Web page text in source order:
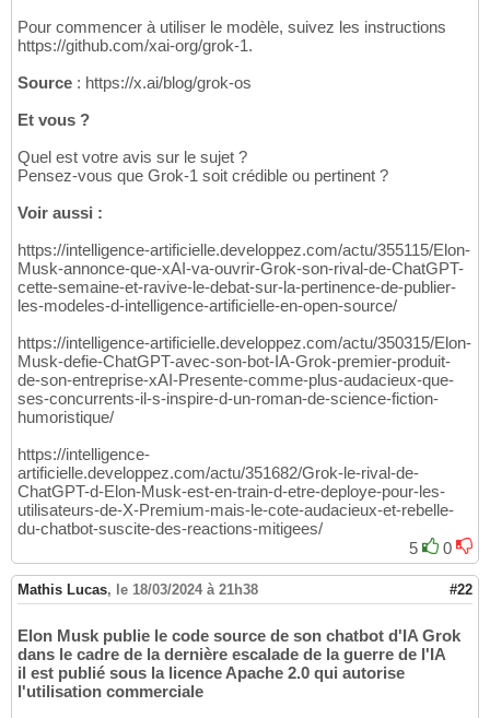
Pour commencer à utiliser le modèle, suivez les instructions
https://github.com/xai-org/grok-1.
Source : https://x.ai/blog/grok-os
Et vous ?
Quel est votre avis sur le sujet ?
Pensez-vous que Grok-1 soit crédible ou pertinent ?
Voir aussi :
https://intelligence-artificielle.developpez.com/actu/355115/Elon-
Musk-annonce-que-xAI-va-ouvrir-Grok-son-rival-de-ChatGPT-
cette-semaine-et-ravive-le-debat-sur-la-pertinence-de-publier-
les-modeles-d-intelligence-artificielle-en-open-source/
https://intelligence-artificielle.developpez.com/actu/350315/Elon-
Musk-defie-ChatGPT-avec-son-bot-IA-Grok-premier-produit-
de-son-entreprise-xAI-Presente-comme-plus-audacieux-que-
ses-concurrents-il-s-inspire-d-un-roman-de-science-fiction-
humoristique/
https://intelligence-
artificielle.developpez.com/actu/351682/Grok-le-rival-de-
ChatGPT-d-Elon-Musk-est-en-train-d-etre-deploye-pour-les-
utilisateurs-de-X-Premium-mais-le-cote-audacieux-et-rebelle-
du-chatbot-suscite-des-reactions-mitigees/
5
0
Mathis Lucas, le 18/03/2024 à 21h38 #22
Elon Musk publie le code source de son chatbot d'IA Grok
dans le cadre de la dernière escalade de la guerre de l'IA
il est publié sous la licence Apache 2.0 qui autorise
l'utilisation commerciale